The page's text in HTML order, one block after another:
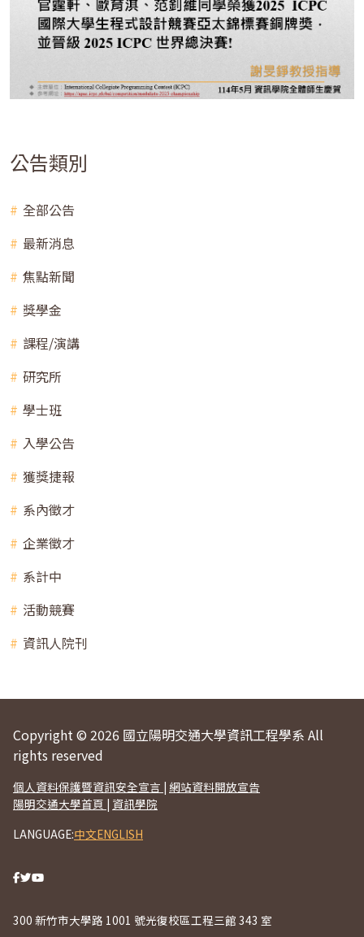
公告類別
全部公告
最新消息
焦點新聞
獎學金
課程/演講
研究所
學士班
入學公告
獲獎捷報
系內徵才
企業徵才
系計中
活動競賽
資訊人院刊
Copyright © 2026 國立陽明交通大學資訊工程學系 All
rights reserved
個人資料保護暨資訊安全宣言 | 網站資料開放宣告
陽明交通大學首頁 | 資訊學院
LANGUAGE:中文ENGLISH
300 新竹市大學路 1001 號光復校區工程三館 343 室